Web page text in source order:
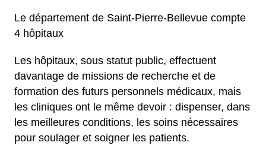
Le département de Saint-Pierre-Bellevue compte
4 hôpitaux
Les hôpitaux, sous statut public, effectuent
davantage de missions de recherche et de
formation des futurs personnels médicaux, mais
les cliniques ont le même devoir : dispenser, dans
les meilleures conditions, les soins nécessaires
pour soulager et soigner les patients.